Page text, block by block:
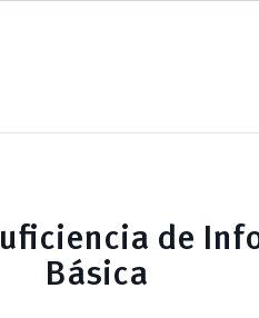
de
Básica